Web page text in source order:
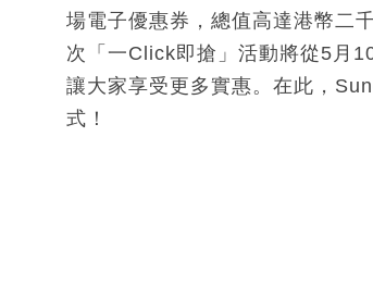
場電子優惠券，總值高達港幣二
次「一Click即搶」活動將從5月
讓大家享受更多實惠。在此，
式！